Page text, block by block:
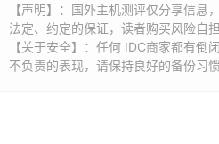
【声明】：国外主机测评仅分享信息
法定、约定的保证，读者购买风险自
【关于安全】：任何 IDC商家都有
不负责的表现，请保持良好的备份习惯